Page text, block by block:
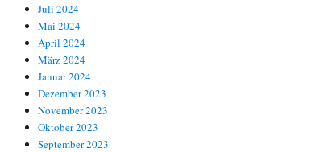
Juli 2024
Mai 2024
April 2024
März 2024
Januar 2024
Dezember 2023
November 2023
Oktober 2023
September 2023